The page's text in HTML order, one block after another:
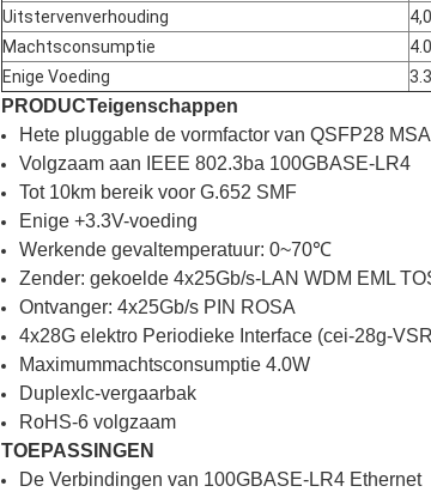
Uitstervenverhouding
Machtsconsumptie
Enige Voeding
PRODUCTeigenschappen
Hete pluggable de vormfactor van QSFP28 MSA
Volgzaam aan IEEE 802.3ba 100GBASE-LR4
Tot 10km bereik voor G.652 SMF
Enige +3.3V-voeding
Werkende gevaltemperatuur: 0~70℃
Zender: gekoelde 4x25Gb/s-LAN WDM EML
Ontvanger: 4x25Gb/s PIN ROSA
4x28G elektro Periodieke Interface (cei-28g-
Maximummachtsconsumptie 4.0W
Duplexlc-vergaarbak
RoHS-6 volgzaam
TOEPASSINGEN
De Verbindingen van 100GBASE-LR4 Ethernet